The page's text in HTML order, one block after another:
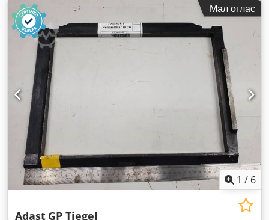
Мал оглас
1 / 6
Adast GP Tiegel